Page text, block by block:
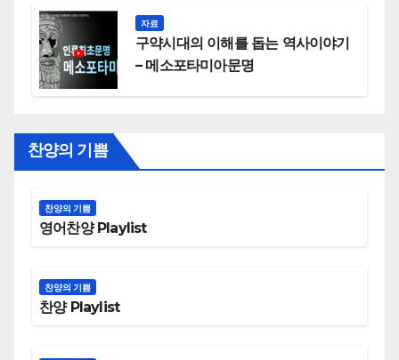
자료
구약시대의 이해를 돕는 역사이야기
– 메소포타미아문명
찬양의 기쁨
찬양의 기쁨
영어찬양 Playlist
찬양의 기쁨
찬양 Playlist